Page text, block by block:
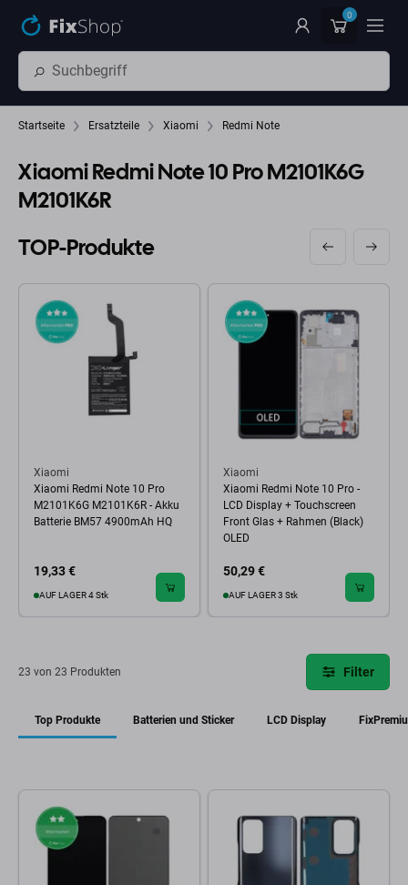
0
Startseite Ersatzteile Xiaomi Redmi Note
Xiaomi Redmi Note 10 Pro M2101K6G
M2101K6R
TOP-Produkte
Xiaomi
Xiaomi Redmi Note 10 Pro
M2101K6G M2101K6R - Akku
Batterie BM57 4900mAh HQ
19,33 €
AUF LAGER 4 Stk
Xiaomi
Xiaomi Redmi Note 10 Pro -
LCD Display + Touchscreen
Front Glas + Rahmen (Black)
OLED
50,29 €
AUF LAGER 3 Stk
23 von 23 Produkten Filter
Top Produkte Batterien und Sticker LCD Display